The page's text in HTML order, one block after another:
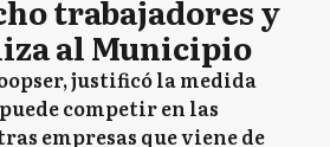
trabajadores y
al Municipio
justificó la medida
competir en las
empresas que viene de